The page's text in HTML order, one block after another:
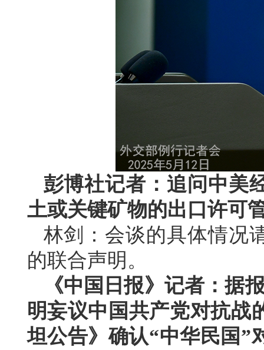
彭博社记者：追问中美
土或关键矿物的出口许可
林剑：会谈的具体情况
的联合声明。
《中国日报》记者：据
明妄议中国共产党对抗战
坦公告》确认“中华民国”